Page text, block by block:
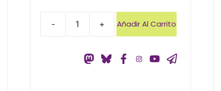
-
Tentáculos
salsa
gallega
+ Añadir Al Carrito